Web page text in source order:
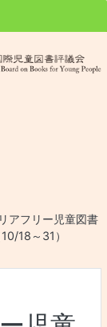
アフリー児童図書
18～31）